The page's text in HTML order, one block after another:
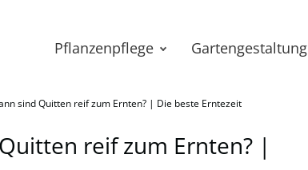
Pflanzenpflege Gartengestaltung
sind Quitten reif zum Ernten? | Die beste Erntezeit
reif zum Ernten? |